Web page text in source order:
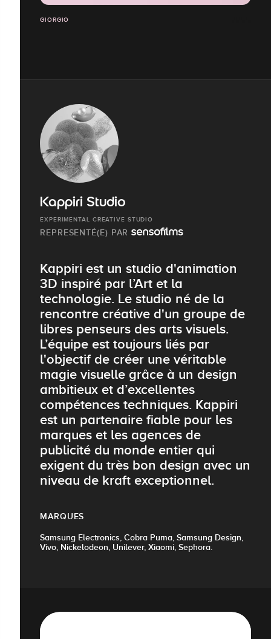
GIORGIO
Kappiri Studio
EXPERIMENTAL CREATIVE STUDIO
REPRESENTÉ(E) PAR
Kappiri est un studio d'animation
3D inspiré par l’Art et la
technologie. Le studio né de la
rencontre créative d'un groupe de
libres penseurs des arts visuels.
L’équipe est toujours liés par
l'objectif de créer une véritable
magie visuelle grâce à un design
ambitieux et d’excellentes
compétences techniques. Kappiri
est un partenaire fiable pour les
marques et les agences de
publicité du monde entier qui
exigent du très bon design avec un
niveau de kraft exceptionnel.
MARQUES
Samsung Electronics, Cobra Puma, Samsung Design,
Vivo, Nickelodeon, Unilever, Xiaomi, Sephora.